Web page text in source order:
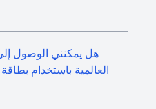
هل يمكنني الوصول
العالمية باستخدام